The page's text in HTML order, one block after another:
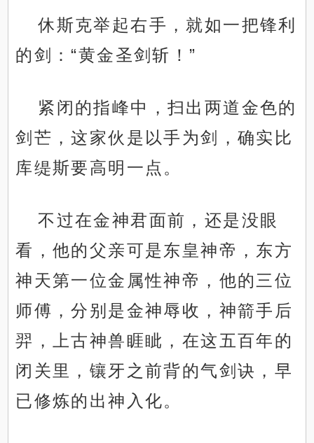
休斯克举起右手，就如一把锋利
的剑：“黄金圣剑斩！”
紧闭的指峰中，扫出两道金色的
剑芒，这家伙是以手为剑，确实比
库缇斯要高明一点。
不过在金神君面前，还是没眼
看，他的父亲可是东皇神帝，东方
神天第一位金属性神帝，他的三位
师傅，分别是金神辱收，神箭手后
羿，上古神兽睚眦，在这五百年的
闭关里，镶牙之前背的气剑诀，早
已修炼的出神入化。